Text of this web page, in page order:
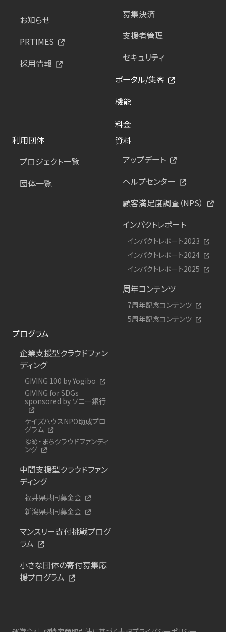
お知らせ
PRTIMES
採用情報
募集決済
支援者管理
セキュリティ
ポータル/集客
機能
料金
利用団体
プロジェクト一覧
団体一覧
資料
アップデート
ヘルプセンター
顧客満足度調査（NPS）
インパクトレポート
インパクトレポート2023
インパクトレポート2024
インパクトレポート2025
周年コンテンツ
7周年記念コンテンツ
5周年記念コンテンツ
プログラム
企業支援型クラウドファン
ディング
GIVING 100 by Yogibo
GIVING for SDGs
sponsored by ソニー銀行
ケイズハウスNPO助成プロ
グラム
ゆめ・まちクラウドファンディ
ング
中間支援型クラウドファン
ディング
福井県共同募金会
新潟県共同募金会
マンスリー寄付挑戦プログ
ラム
小さな団体の寄付募集応
援プログラム